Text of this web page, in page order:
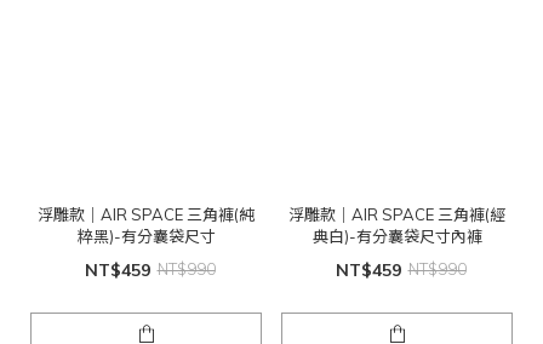
浮雕款｜AIR SPACE 三角褲(純
粹黑)-有分囊袋尺寸
NT$459 NT$990
浮雕款｜AIR SPACE 三角褲(經
典白)-有分囊袋尺寸內褲
NT$459 NT$990